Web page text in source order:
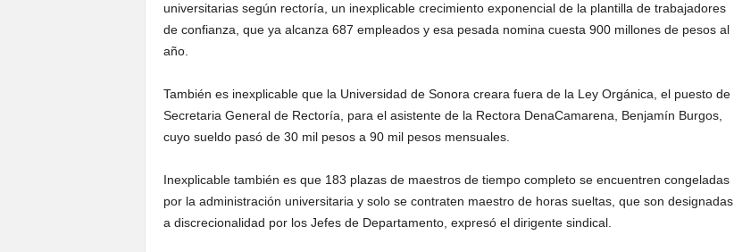
universitarias según rectoría, un inexplicable crecimiento exponencial de la plantilla de trabajadores
de confianza, que ya alcanza 687 empleados y esa pesada nomina cuesta 900 millones de pesos al
año.
También es inexplicable que la Universidad de Sonora creara fuera de la Ley Orgánica, el puesto de
Secretaria General de Rectoría, para el asistente de la Rectora DenaCamarena, Benjamín Burgos,
cuyo sueldo pasó de 30 mil pesos a 90 mil pesos mensuales.
Inexplicable también es que 183 plazas de maestros de tiempo completo se encuentren congeladas
por la administración universitaria y solo se contraten maestro de horas sueltas, que son designadas
a discrecionalidad por los Jefes de Departamento, expresó el dirigente sindical.